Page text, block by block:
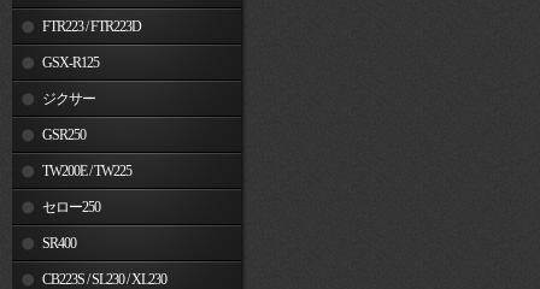
FTR223 / FTR223D
GSX-R125
ジクサー
GSR250
TW200E / TW225
セロー250
SR400
CB223S / SL230 / XL230